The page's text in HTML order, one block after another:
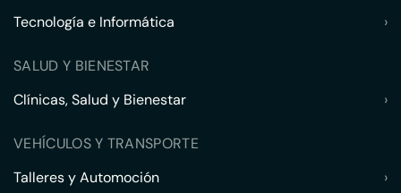
Tecnología e Informática
›
SALUD Y BIENESTAR
Clínicas, Salud y Bienestar
›
VEHÍCULOS Y TRANSPORTE
Talleres y Automoción
›